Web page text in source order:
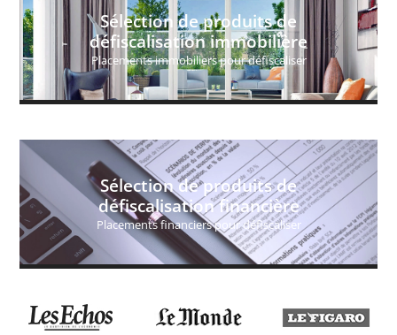
Sélection de produits de
défiscalisation immobilière
Placements immobiliers pour défiscaliser
Sélection de produits de
défiscalisation financière
Placements financiers pour défiscaliser